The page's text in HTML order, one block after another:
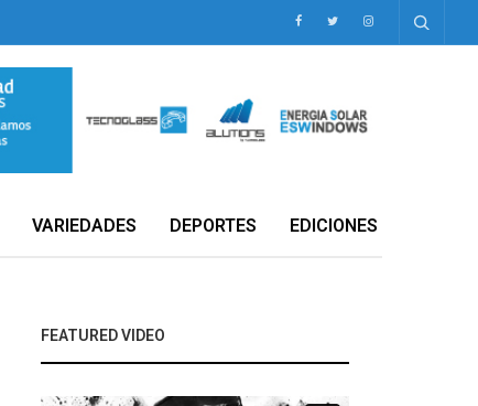
VARIEDADES DEPORTES EDICIONES
FEATURED VIDEO